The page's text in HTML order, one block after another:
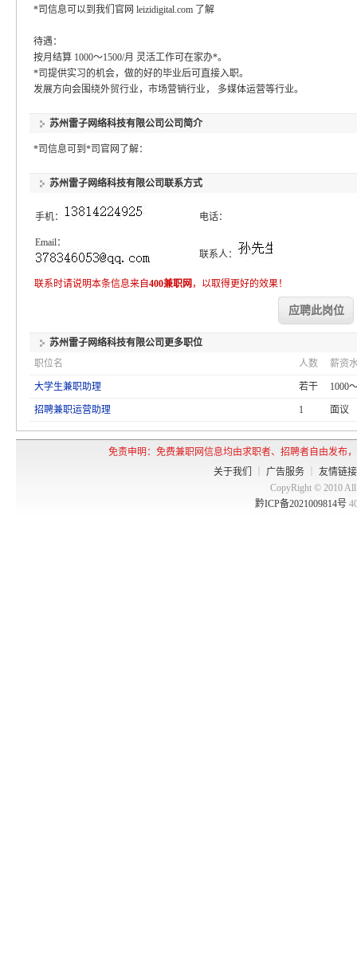
*司信息可以到我们官网 leizidigital.com 了解
待遇：
按月结算 1000～1500/月 灵活工作可在家办*。
*司提供实习的机会，做的好的毕业后可直接入职。
发展方向会围绕外贸行业，市场营销行业， 多媒体运营等行业。
苏州雷子网络科技有限公司公司简介
*司信息可到*司官网了解：
苏州雷子网络科技有限公司联系方式
手机： 电话：
Email：
联系人：
联系时请说明本条信息来自400兼职网 ，以取得更好的效果！
应聘此岗位
苏州雷子网络科技有限公司更多职位
职位名
人数 薪资
大学生兼职助理 若干 1000
招聘兼职运营助理 1 面议
免责申明：免费兼职网信息均由求职者、招聘者自由发布
关于我们
广告服务
友情链接
CopyRight © 2010
黔ICP备2021009814号